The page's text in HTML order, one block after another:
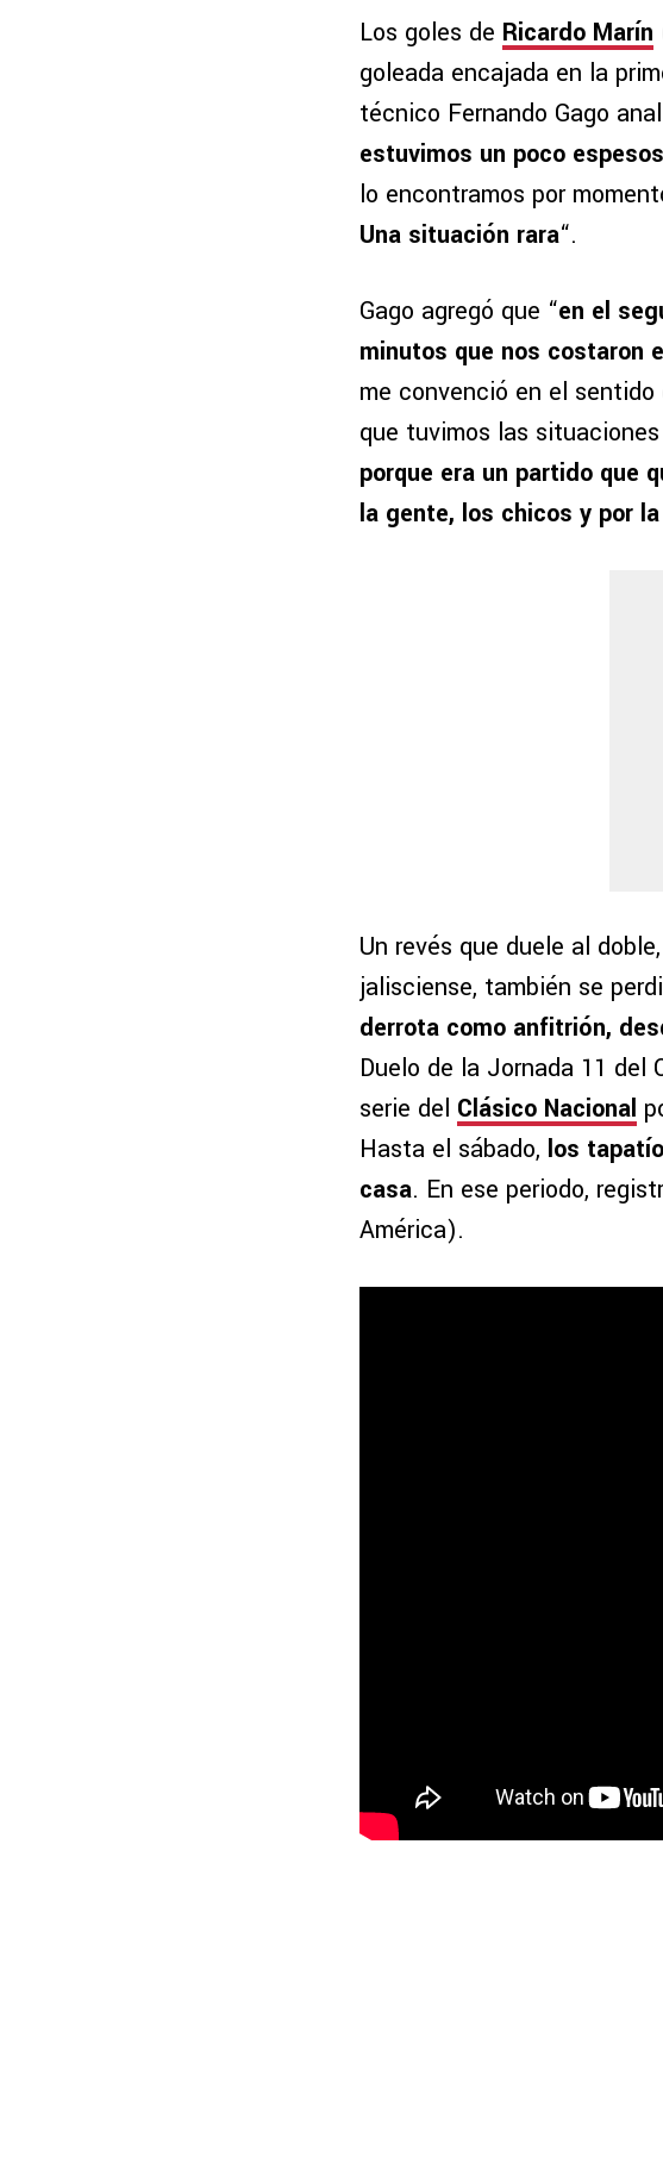
Los goles de Ricardo Marín
goleada encajada en la
técnico Fernando Gago
estuvimos un poco espesos
lo encontramos por
Una situación rara“.
Gago agregó que “en el
minutos que nos costaron
me convenció en el
que tuvimos las
porque era un partido que
la gente, los chicos y por
Un revés que duele al
jalisciense, también se
derrota como anfitrión,
Duelo de la Jornada 11 del
serie del Clásico Nacional
Hasta el sábado, los
casa. En ese periodo,
América).